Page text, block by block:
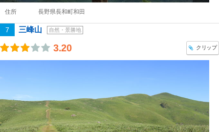
住所 長野県長和町和田
7 三峰山 自然・景勝地
3.20 クリップ